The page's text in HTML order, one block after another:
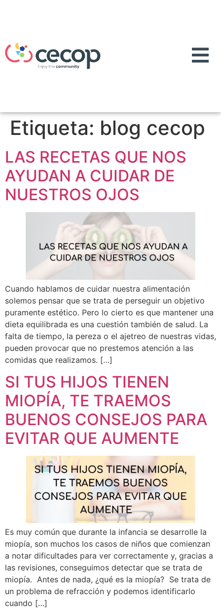
Etiqueta: blog cecop
LAS RECETAS QUE NOS
AYUDAN A CUIDAR DE
NUESTROS OJOS
Cuando hablamos de cuidar nuestra alimentación
solemos pensar que se trata de perseguir un objetivo
puramente estético. Pero lo cierto es que mantener una
dieta equilibrada es una cuestión también de salud. La
falta de tiempo, la pereza o el ajetreo de nuestras vidas,
pueden provocar que no prestemos atención a las
comidas que realizamos. […]
SI TUS HIJOS TIENEN
MIOPÍA, TE TRAEMOS
BUENOS CONSEJOS PARA
EVITAR QUE AUMENTE
Es muy común que durante la infancia se desarrolle la
miopía, son muchos los casos de niños que comienzan
a notar dificultades para ver correctamente y, gracias a
las revisiones, conseguimos detectar que se trata de
miopía. Antes de nada, ¿qué es la miopía? Se trata de
un problema de refracción y podemos identificarlo
cuando […]